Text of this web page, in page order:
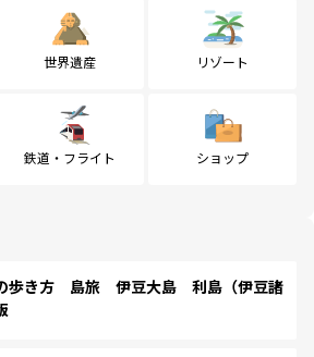
世界遺産 リゾート
鉄道・フライト ショップ
歩き方 島旅 伊豆大島 利島（伊豆諸